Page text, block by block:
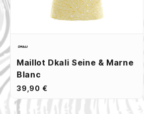
Maillot Dkali Seine & Marne
Blanc
39,90 €